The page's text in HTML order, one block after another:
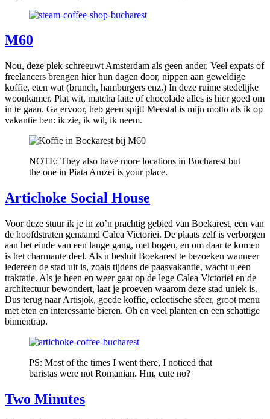
M60
Nou, deze plek schreeuwt Amsterdam als geen ander. Veel expats of
freelancers brengen hier hun dagen door, nippen aan geweldige
koffie, eten wat (brunch, hamburgers enz.) In deze ruime stedelijke
woonkamer. Plat wit, matcha latte of chocolade alles is hier goed om
in te gaan. Ga ervoor, heb geen spijt! Meestal is mijn motto als ik op
vakantie ben: ik zie, ik wil, ik neem.
NOTE: They also have more locations in Bucharest but
the one in Piata Amzei is your place.
Artichoke Social House
Voor deze stuur ik je in zo’n prachtig gebied van Boekarest, een van
de hoofdstraten genaamd Calea Victoriei. De plaats zelf is verborgen
aan het einde van een lange gang, met bogen, en om daar te komen
is het charmante deel. Als u besluit Boekarest te bezoeken wanneer
iedereen de stad uit is, zoals tijdens de paasvakantie, wacht u een
traktatie. Als je heen en weer gaat op de lege Calea Victoriei en de
architectuur bewondert, laat je proeven waarom deze stad uniek is.
Dus terug naar Artisjok, goede koffie, eclectische sfeer, groot menu
met eten en interessante bieren. Oh en veel planten en een schattige
binnentrap.
PS: Most of the times I went there, I noticed that
baristas were not Romanian. Hm, cute no?
Two Minutes